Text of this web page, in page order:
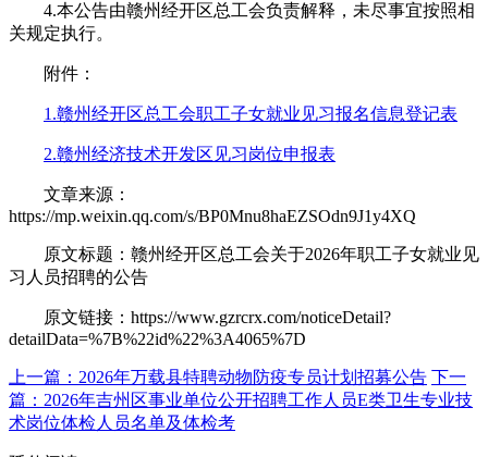
4.本公告由赣州经开区总工会负责解释，未尽事宜按照相
关规定执行。
附件：
1.赣州经开区总工会职工子女就业见习报名信息登记表
2.赣州经济技术开发区见习岗位申报表
文章来源：
https://mp.weixin.qq.com/s/BP0Mnu8haEZSOdn9J1y4XQ
原文标题：赣州经开区总工会关于2026年职工子女就业见
习人员招聘的公告
原文链接：https://www.gzrcrx.com/noticeDetail?
detailData=%7B%22id%22%3A4065%7D
上一篇：2026年万载县特聘动物防疫专员计划招募公告 下一
篇：2026年吉州区事业单位公开招聘工作人员E类卫生专业技
术岗位体检人员名单及体检考